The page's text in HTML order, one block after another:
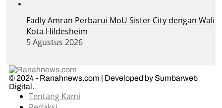
Fadly Amran Perbarui MoU Sister City dengan Wali
Kota Hildesheim
5 Agustus 2026
© 2024 - Ranahnews.com | Developed by Sumbarweb
Digital.
Tentang Kami